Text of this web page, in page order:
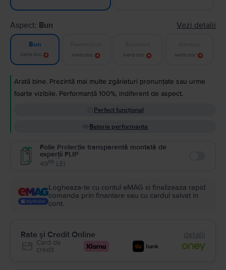
Aspect: Bun Vezi detalii
Bun
Alertă stoc Alertă stoc Alertă stoc Alertă stoc
Arată bine. Prezintă mai multe zgârieturi pronunțate sau urme
foarte vizibile. Performanță 100%, indiferent de aspect.
Perfect funcțional
Baterie performanta
Folie Protecție transparentă montată de
experții FLIP
4999 LEI
Logheaza-te cu contul eMAG si finalizeaza rapid
comanda prin finantare sau cu cardul salvat in
cont.
Rate și Credit Online detalii
Card de
credit